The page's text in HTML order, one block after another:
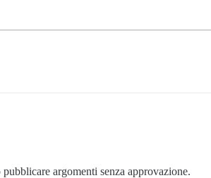
argomenti senza approvazione.